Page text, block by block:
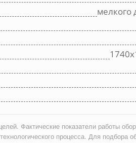
мелкого
Фактические показатели работы
процесса. Для подбора